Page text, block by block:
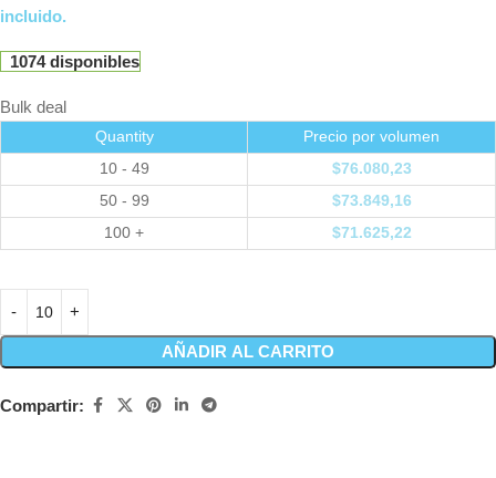
incluido.
1074 disponibles
Bulk deal
Quantity
Precio por volumen
10 - 49
$76.080,23
50 - 99
$73.849,16
100 +
$71.625,22
AÑADIR AL CARRITO
Compartir: